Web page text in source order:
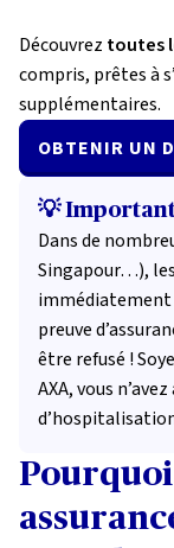
Découvrez toutes
compris, prêtes à
supplémentaires.
OBTENIR UN
💡
Dans de
Singapour…),
immédiatement
preuve
être refusé !
AXA, vous